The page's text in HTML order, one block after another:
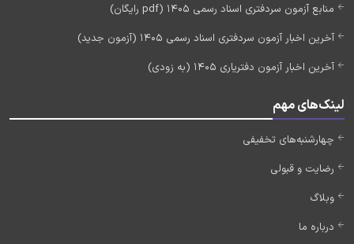
منابع آزمون سردفتری اسناد رسمی 1405 (pdf رایگان)
آخرین اخبار آزمون سردفتری اسناد رسمی 1405 (آزمون جدید)
آخرین اخبار آزمون دفتریاری 1405 (به زودی)
لینک‌های مهم
چهارشنبه‌های تخفیفی
رضایت و قبولی
وبلاگ
درباره ما